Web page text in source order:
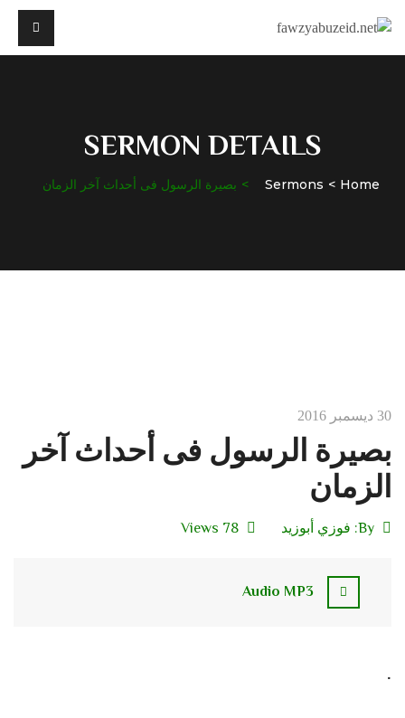
SERMON DETAILS
Home
Sermons بصيرة الرسول فى أحداث آخر الزمان
30 ديسمبر 2016
بصيرة الرسول فى أحداث آخر
الزمان
By: فوزي أبوزيد 78 Views
Audio MP3
.